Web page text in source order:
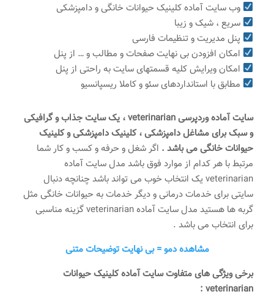
وب سایت آماده کلینیک حیوانات خانگی و دامپزشکی
سریع ، شیک و زیبا
پنل مدیریت و تنظیمات فارسی
امکان افزودن بی نهایت صفحات و مطالب و … از پنل
امکان ویرایش کلیه قسمتهای سایت به راحتی از پنل
مطابق با استانداردهای سئو و کاملا ریسپانسیو
سایت آماده وردپرسی veterinarian ، یک سایت جذاب و گرافیکی
و سبک برای مشاغل دامپزشکی ، کلینیک دامپزشکی و کلینیک
حیوانات خانگی می باشد . اگر شغل و حرفه و کسب و کار شما
مرتبط با هر کدام از موارد فوق باشد مدل سایت آماده
veterinarian یک انتخاب خوب می تواند باشد چنانچه دنبال
سایتی برای خدمات درمانی و دیگر خدمات به حیوانات خانگی مثل
گربه ها هستید مدل سایت آماده veterinarian گزینه مناسبی
برای انتخاب می باشد .
مشاهده دمو = بی نهایت توضیحات متنی
برخی ویژگی های متفاوت سایت آماده کلینیک حیوانات
veterinarian :